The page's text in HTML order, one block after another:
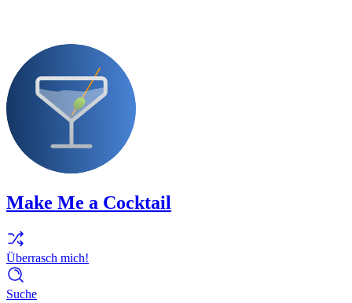
Make Me a Cocktail
Überrasch mich!
Suche